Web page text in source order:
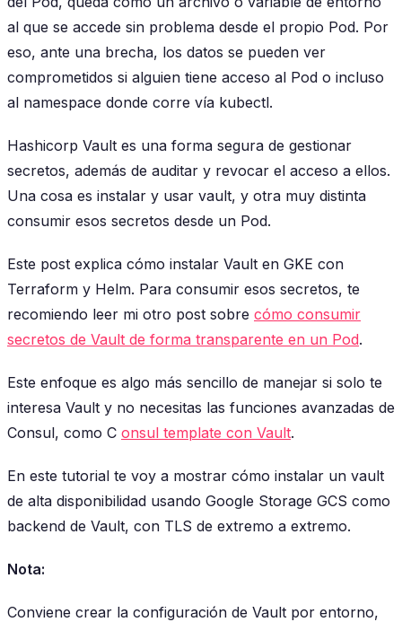
al que se accede sin problema desde el propio Pod. Por
eso, ante una brecha, los datos se pueden ver
comprometidos si alguien tiene acceso al Pod o incluso
al namespace donde corre vía kubectl.
Hashicorp Vault es una forma segura de gestionar
secretos, además de auditar y revocar el acceso a ellos.
Una cosa es instalar y usar vault, y otra muy distinta
consumir esos secretos desde un Pod.
Este post explica cómo instalar Vault en GKE con
Terraform y Helm. Para consumir esos secretos, te
recomiendo leer mi otro post sobre cómo consumir
secretos de Vault de forma transparente en un Pod.
Este enfoque es algo más sencillo de manejar si solo te
interesa Vault y no necesitas las funciones avanzadas de
Consul, como C onsul template con Vault.
En este tutorial te voy a mostrar cómo instalar un vault
de alta disponibilidad usando Google Storage GCS como
backend de Vault, con TLS de extremo a extremo.
Nota:
Conviene crear la configuración de Vault por entorno,